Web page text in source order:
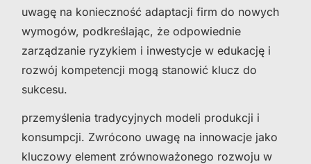
uwagę na konieczność adaptacji firm do nowych
wymogów, podkreślając, że odpowiednie
zarządzanie ryzykiem i inwestycje w edukację i
rozwój kompetencji mogą stanowić klucz do
sukcesu.
przemyślenia tradycyjnych modeli produkcji i
konsumpcji. Zwrócono uwagę na innowacje jako
kluczowy element zrównoważonego rozwoju w